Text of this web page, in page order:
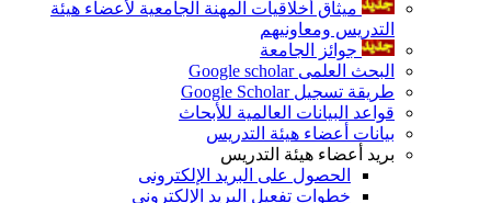
ميثاق أخلاقيات المهنة الجامعية لأعضاء هيئة
التدريس ومعاونيهم
جوائز الجامعة
البحث العلمى Google scholar
طريقة تسجيل Google Scholar
قواعد البيانات العالمية للأبحاث
بيانات أعضاء هيئة التدريس
بريد أعضاء هيئة التدريس
الحصول على البريد الإلكترونى
خطوات تفعيل البريد الإلكترونى